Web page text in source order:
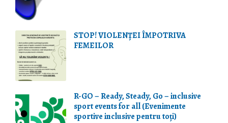
STOP! VIOLENŢEI ÎMPOTRIVA
FEMEILOR
R-GO – Ready, Steady, Go – inclusive
sport events for all (Evenimente
sportive inclusive pentru toți)